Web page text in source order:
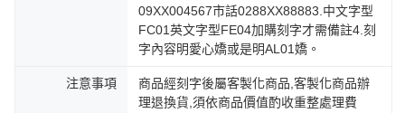
09XX004567市話0288XX88883.中文字型
FC01英文字型FE04加購刻字才需備註4.刻
字內容明愛心嬌或是明AL01嬌。
注意事項
商品經刻字後屬客製化商品,客製化商品辦
理退換貨,須依商品價值酌收重整處理費